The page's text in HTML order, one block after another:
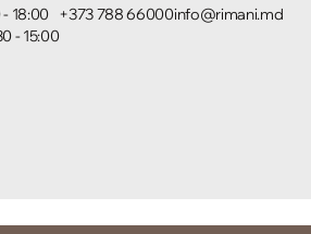
- 18:00
- 15:00
+373 788 66000info@rimani.md